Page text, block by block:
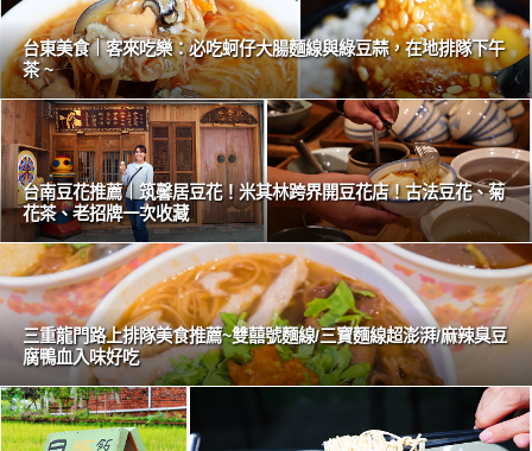
台東美食｜客來吃樂：必吃蚵仔大腸麵線與綠豆蒜，在地排隊下午
茶 ~
台南豆花推薦｜筑馨居豆花！米其林跨界開豆花店！古法豆花、菊
花茶、老招牌一次收藏
三重龍門路上排隊美食推薦~雙囍號麵線/三寶麵線超澎湃/麻辣臭豆
腐鴨血入味好吃